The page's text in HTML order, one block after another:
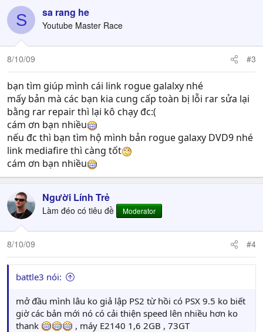
S sa rang he
Youtube Master Race
8/10/09 #3
bạn tìm giúp mình cái link rogue galalxy nhé
mấy bản mà các bạn kia cung cấp toàn bị lỗi rar sửa lại
bằng rar repair thì lại kô chạy đc:(
cám ơn bạn nhiều
nếu đc thì bạn tìm hộ mình bản rogue galaxy DVD9 nhé
link mediafire thì càng tốt
cám ơn bạn nhiều
Người Lính Trẻ
Làm đéo có tiêu đề Moderator
8/10/09 #4
battle3 nói:
mở đầu mình lâu ko giả lập PS2 từ hồi có PSX 9.5 ko biết
giờ các bản mới nó có cải thiện speed lên nhiều hơn ko
thank
, máy E2140 1,6 2GB , 73GT